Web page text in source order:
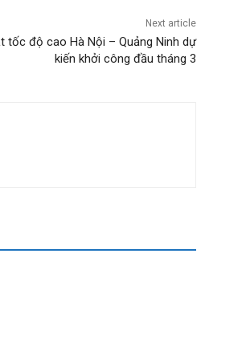
Next article
tốc độ cao Hà Nội – Quảng Ninh dự
kiến khởi công đầu tháng 3